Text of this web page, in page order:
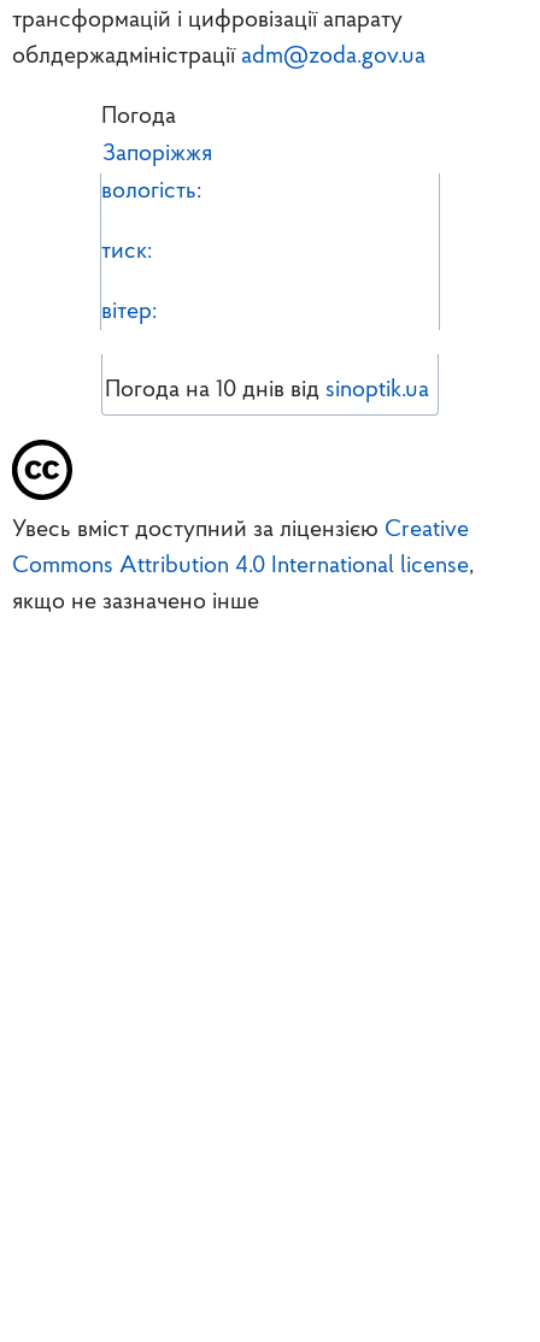
трансформацій і цифровізації апарату
облдержадміністрації adm@zoda.gov.ua
Погода
Запоріжжя
вологість:
тиск:
вітер:
Погода на 10 днів від sinoptik.ua
Увесь вміст доступний за ліцензією Creative
Commons Attribution 4.0 International license,
якщо не зазначено інше